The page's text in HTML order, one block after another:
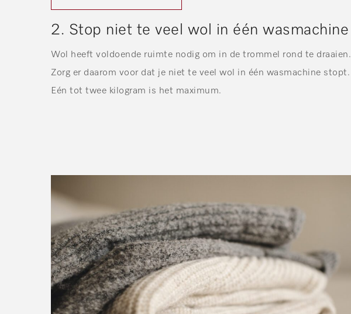
2. Stop niet te veel wol in één wasmachine
Wol heeft voldoende ruimte nodig om in de trommel rond te draaien.
Zorg er daarom voor dat je niet te veel wol in één wasmachine stopt.
Eén tot twee kilogram is het maximum.